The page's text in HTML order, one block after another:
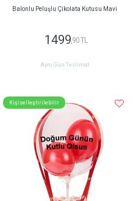
Balonlu Peluşlu Çikolata Kutusu Mavi
1499,90 TL
Aynı Gün Teslimat
Kişiselleştirilebilir